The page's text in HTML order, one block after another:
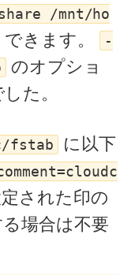
/mnt/ho
きます。 -
のオプショ
た。
fstab に以下
された印の
場合は不要